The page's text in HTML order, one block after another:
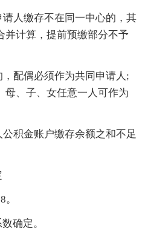
人缴存不在同一中心的，其
并计算，提前预缴部分不予
配偶必须作为共同申请人;
母、子、女任意一人可作为
积金账户缴存余额之和不足
确定。